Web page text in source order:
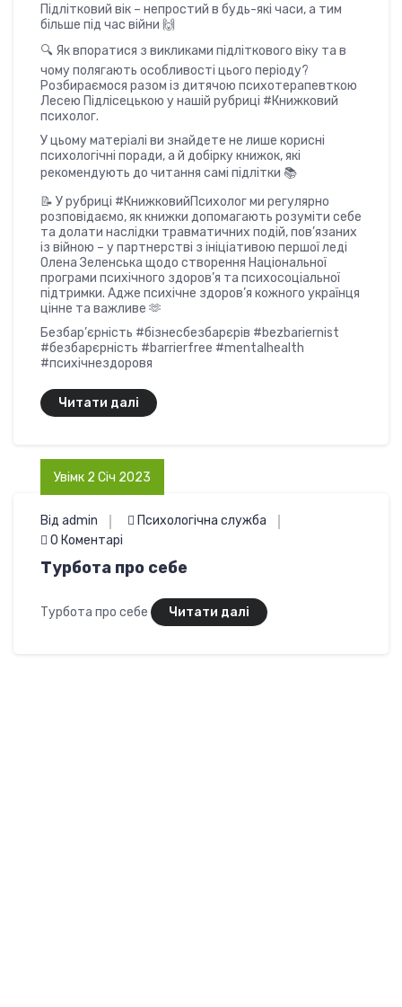
Підлітковий вік – непростий в будь-які часи, а тим
більше під час війни 🙌
🔍 Як впоратися з викликами підліткового віку та в
чому полягають особливості цього періоду?
Розбираємося разом із дитячою психотерапевткою
Лесею Підлісецькою у нашій рубриці #Книжковий
психолог.
У цьому матеріалі ви знайдете не лише корисні
психологічні поради, а й добірку книжок, які
рекомендують до читання самі підлітки 📚
📝 У рубриці #КнижковийПсихолог ми регулярно
розповідаємо, як книжки допомагають розуміти себе
та долати наслідки травматичних подій, пов’язаних
із війною – у партнерстві з ініціативою першої леді
Олена Зеленська щодо створення Національної
програми психічного здоров’я та психосоціальної
підтримки. Адже психічне здоров’я кожного українця
цінне та важливе 🫶
Безбар’єрність #бізнесбезбарєрів #bezbariernist
#безбарєрність #barrierfree #mentalhealth
#психічнездоровя
Читати далі
Увімк 2 Січ 2023
Від admin
Психологічна служба
0 Коментарі
Турбота про себе
Турбота про себе Читати далі